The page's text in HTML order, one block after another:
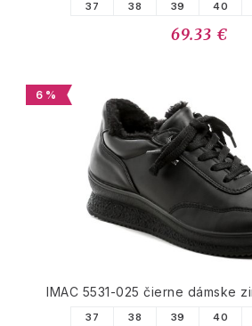
37 38 39 40
69.33 €
6 %
IMAC 5531-025 čierne dámske
37 38 39 40